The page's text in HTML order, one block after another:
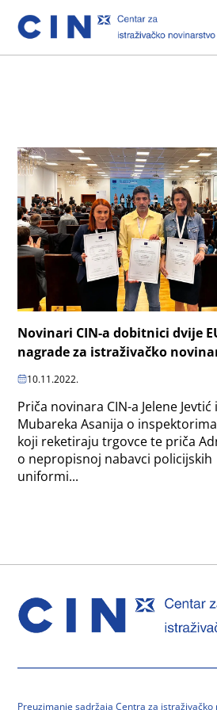
Novinari CIN-a dobitnici dvije
nagrade za istraživačko
10.11.2022.
Priča novinara CIN-a Jelene Jevtić i
Mubareka Asanija o
koji reketiraju trgovce te priča
o nepropisnoj nabavci policijskih
uniformi...
Preuzimanje sadržaja Centra za